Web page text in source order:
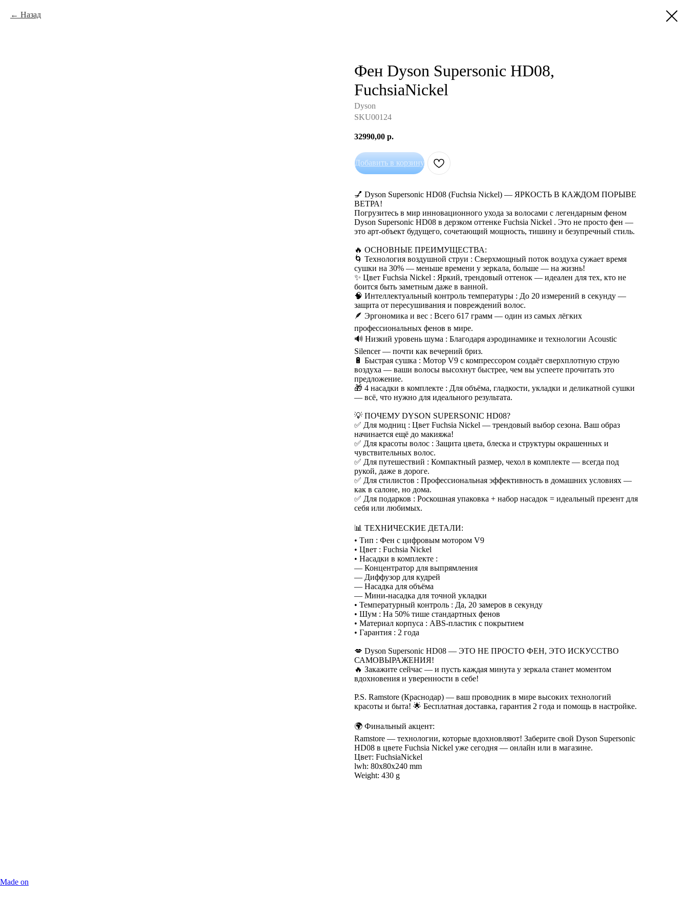
Назад
Фен Dyson Supersonic HD08,
FuchsiaNickel
Dyson
SKU00124
32990,00 р.
Добавить в корзину
💅 Dyson Supersonic HD08 (Fuchsia Nickel) — ЯРКОСТЬ В КАЖДОМ ПОРЫВЕ
ВЕТРА!
Погрузитесь в мир инновационного ухода за волосами с легендарным феном
Dyson Supersonic HD08 в дерзком оттенке Fuchsia Nickel . Это не просто фен —
это арт-объект будущего, сочетающий мощность, тишину и безупречный стиль.
🔥 ОСНОВНЫЕ ПРЕИМУЩЕСТВА:
🌀 Технология воздушной струи : Сверхмощный поток воздуха сужает время
сушки на 30% — меньше времени у зеркала, больше — на жизнь!
✨ Цвет Fuchsia Nickel : Яркий, трендовый оттенок — идеален для тех, кто не
боится быть заметным даже в ванной.
🧠 Интеллектуальный контроль температуры : До 20 измерений в секунду —
защита от пересушивания и повреждений волос.
🪶 Эргономика и вес : Всего 617 грамм — один из самых лёгких
профессиональных фенов в мире.
🔊 Низкий уровень шума : Благодаря аэродинамике и технологии Acoustic
Silencer — почти как вечерний бриз.
🔋 Быстрая сушка : Мотор V9 с компрессором создаёт сверхплотную струю
воздуха — ваши волосы высохнут быстрее, чем вы успеете прочитать это
предложение.
🎁 4 насадки в комплекте : Для объёма, гладкости, укладки и деликатной сушки
— всё, что нужно для идеального результата.
💡 ПОЧЕМУ DYSON SUPERSONIC HD08?
✅ Для модниц : Цвет Fuchsia Nickel — трендовый выбор сезона. Ваш образ
начинается ещё до макияжа!
✅ Для красоты волос : Защита цвета, блеска и структуры окрашенных и
чувствительных волос.
✅ Для путешествий : Компактный размер, чехол в комплекте — всегда под
рукой, даже в дороге.
✅ Для стилистов : Профессиональная эффективность в домашних условиях —
как в салоне, но дома.
✅ Для подарков : Роскошная упаковка + набор насадок = идеальный презент для
себя или любимых.
📊 ТЕХНИЧЕСКИЕ ДЕТАЛИ:
• Тип : Фен с цифровым мотором V9
• Цвет : Fuchsia Nickel
• Насадки в комплекте :
— Концентратор для выпрямления
— Диффузор для кудрей
— Насадка для объёма
— Мини-насадка для точной укладки
• Температурный контроль : Да, 20 замеров в секунду
• Шум : На 50% тише стандартных фенов
• Материал корпуса : ABS-пластик с покрытием
• Гарантия : 2 года
💋 Dyson Supersonic HD08 — ЭТО НЕ ПРОСТО ФЕН, ЭТО ИСКУССТВО
САМОВЫРАЖЕНИЯ!
🔥 Закажите сейчас — и пусть каждая минута у зеркала станет моментом
вдохновения и уверенности в себе!
P.S. Ramstore (Краснодар) — ваш проводник в мире высоких технологий
красоты и быта! 🌟 Бесплатная доставка, гарантия 2 года и помощь в настройке.
🌍 Финальный акцент:
Ramstore — технологии, которые вдохновляют! Заберите свой Dyson Supersonic
HD08 в цвете Fuchsia Nickel уже сегодня — онлайн или в магазине.
Цвет: FuchsiaNickel
lwh: 80x80x240 mm
Weight: 430 g
Made on